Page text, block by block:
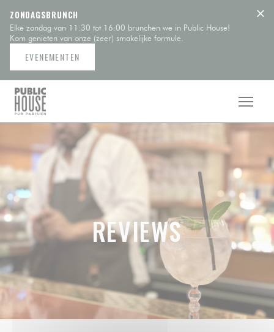
ZONDAGSBRUNCH
Elke zondag van 11:30 tot 16:00 brunchen we in Public House!
Kom genieten van onze (zeer) smakelijke formule.
EVENEMENTEN
REVIEWS